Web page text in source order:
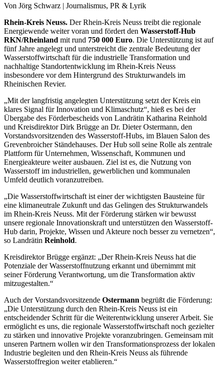
Von Jörg Schwarz | Journalismus, PR & Lyrik
Rhein-Kreis Neuss. Der Rhein-Kreis Neuss treibt die regionale
Energiewende weiter voran und fördert den Wasserstoff-Hub
RKN/Rheinland mit rund 750 000 Euro. Die Unterstützung ist auf
fünf Jahre angelegt und unterstreicht die zentrale Bedeutung der
Wasserstoffwirtschaft für die industrielle Transformation und
nachhaltige Standortentwicklung im Rhein-Kreis Neuss
insbesondere vor dem Hintergrund des Strukturwandels im
Rheinischen Revier.
„Mit der langfristig angelegten Unterstützung setzt der Kreis ein
klares Signal für Innovation und Klimaschutz“, hieß es bei der
Übergabe des Förderbescheids von Landrätin Katharina Reinhold
und Kreisdirektor Dirk Brügge an Dr. Dieter Ostermann, den
Vorstandsvorsitzenden des Wasserstoff-Hubs, im Blauen Salon des
Grevenbroicher Ständehauses. Der Hub soll seine Rolle als zentrale
Plattform für Unternehmen, Wissenschaft, Kommunen und
Energieakteure weiter ausbauen. Ziel ist es, die Nutzung von
Wasserstoff im industriellen, gewerblichen und kommunalen
Umfeld deutlich voranzutreiben.
„Die Wasserstoffwirtschaft ist einer der wichtigsten Bausteine für
eine klimaneutrale Zukunft und das Gelingen des Strukturwandels
im Rhein-Kreis Neuss. Mit der Förderung stärken wir bewusst
unsere regionale Innovationskraft und unterstützen den Wasserstoff-
Hub darin, Projekte, Wissen und Akteure noch besser zu vernetzen“,
so Landrätin Reinhold.
Kreisdirektor Brügge ergänzt: „Der Rhein-Kreis Neuss hat die
Potenziale der Wasserstoffnutzung erkannt und übernimmt mit
seiner Förderung Verantwortung, um die Transformation aktiv
mitzugestalten.“
Auch der Vorstandsvorsitzende Ostermann begrüßt die Förderung:
„Die Unterstützung durch den Rhein-Kreis Neuss ist ein
entscheidender Schritt für die Weiterentwicklung unserer Arbeit. Sie
ermöglicht es uns, die regionale Wasserstoffwirtschaft noch gezielter
zu stärken und innovative Projekte voranzubringen. Gemeinsam mit
unseren Partnern wollen wir den Transformationsprozess der lokalen
Industrie begleiten und den Rhein-Kreis Neuss als führende
Wasserstoffregion weiter etablieren.“